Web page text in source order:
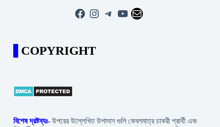
Facebook
Instagram
Telegram
YouTube
Mail
COPYRIGHT
বিশেষ দ্রষ্টব্যঃ- উপরের উল্লেখিত উপাদান গুলি কেবলমাত্র চাকরী প্রার্থী এবং